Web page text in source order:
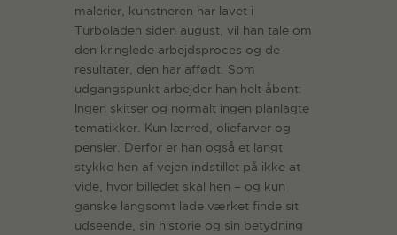
malerier, kunstneren har lavet i
Turboladen siden august, vil han tale om
den kringlede arbejdsproces og de
resultater, den har affødt. Som
udgangspunkt arbejder han helt åbent:
Ingen skitser og normalt ingen planlagte
tematikker. Kun lærred, oliefarver og
pensler. Derfor er han også et langt
stykke hen af vejen indstillet på ikke at
vide, hvor billedet skal hen – og kun
ganske langsomt lade værket finde sit
udseende, sin historie og sin betydning